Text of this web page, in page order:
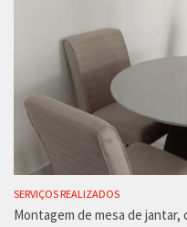
SERVIÇOS REALIZADOS
Montagem de mesa de jantar,